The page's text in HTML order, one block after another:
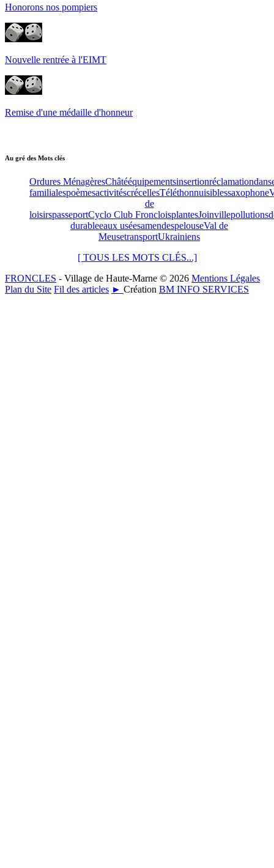
Honorons nos pompiers
Nouvelle rentrée à l'EIMT
Remise d'une médaille d'honneur
Au gré des Mots clés
Ordures MénagèresChâtééquipementsinsertionréclamation
familialespoèmesactivitéscrécellesTéléthonnuisiblessaxophone
de
loisirspasseportCyclo Club FroncloisplantesJoinvillepollutions
durableeaux uséesamendespelouseVal de
MeusetransportUkrainiens
[ TOUS LES MOTS CLÉS...]
FRONCLES - Village de Haute-Marne © 2026 Mentions Légales
Plan du Site Fil des articles ► Création BM INFO SERVICES